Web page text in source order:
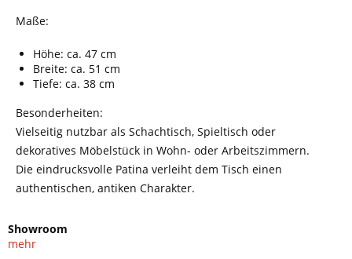
Maße:
Höhe: ca. 47 cm
Breite: ca. 51 cm
Tiefe: ca. 38 cm
Besonderheiten:
Vielseitig nutzbar als Schachtisch, Spieltisch oder
dekoratives Möbelstück in Wohn- oder Arbeitszimmern.
Die eindrucksvolle Patina verleiht dem Tisch einen
authentischen, antiken Charakter.
Showroom
mehr